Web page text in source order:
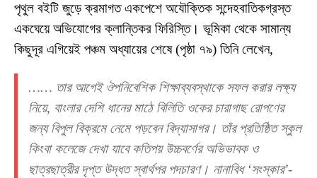
পৃথুল বইটি জুড়ে ক্রমাগত একপেশে অযৌক্তিক সন্দেহবাতিকগ্রস্ত
একঘেয়ে অভিযোগের ক্লান্তিকর ফিরিস্তি। ভূমিকা থেকে সামান্য
কিছুদূর এগিয়েই পঞ্চম অধ্যায়ের শেষে (পৃষ্ঠা ৭৯) তিনি লেখেন,
…… তার আগেই ঔপনিবেশিক শিক্ষাব্যবস্থাকে সফল করার লক্ষ্য
নিয়ে, বাংলার দেশি ধানের মাঠে বিলিতি ওকের চারাগাছ রোপণের
জন্য বিপুল বিক্রমে নেমে পড়বেন বিদ্যাসাগর। তাঁর প্রতিষ্ঠিত স্কুল
কিংবা কলেজে দেখা যাবে কতিপয় উচ্চবর্ণের অভিভাবক ও
ছাত্রছাত্রীর দৃপ্ত উদ্ধত স্বার্থপর পদচারণ। নানাবিধ ‘সংস্কার’-